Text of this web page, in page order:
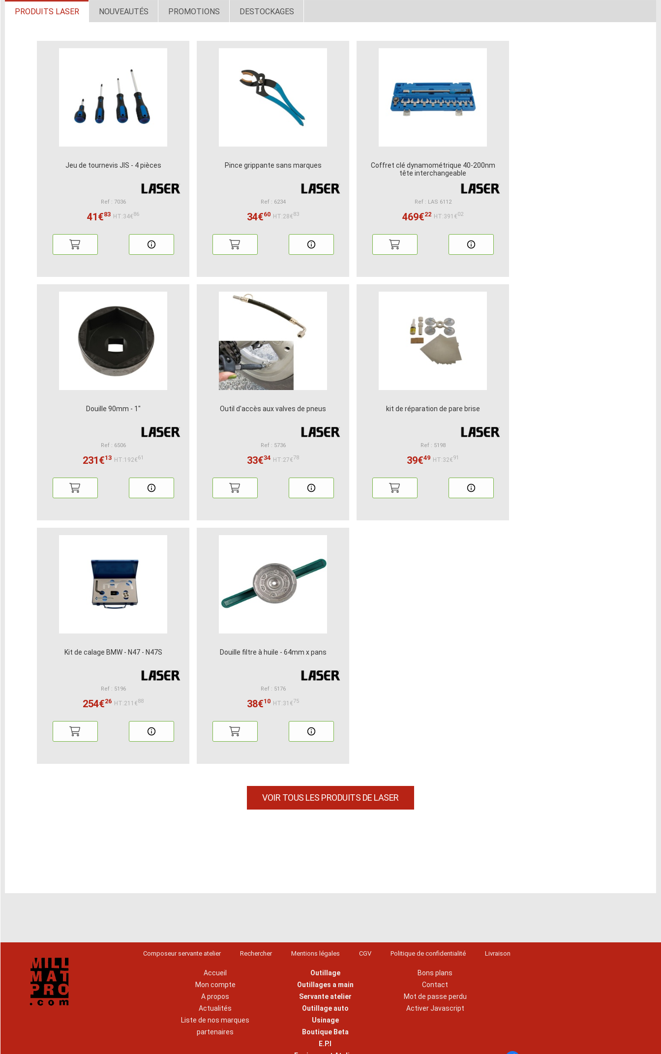
PRODUITS LASER NOUVEAUTÉS PROMOTIONS DESTOCKAGES
Jeu de tournevis JIS - 4 pièces
Ref : 7036
41€83 HT:34€86
Pince grippante sans marques
Ref : 6234
34€60 HT:28€83
Coffret clé dynamométrique 40-200nm
tête interchangeable
Ref : LAS 6112
469€22 HT:391€02
Douille 90mm - 1"
Ref : 6506
231€13 HT:192€61
Outil d'accès aux valves de pneus
Ref : 5736
33€34 HT:27€78
kit de réparation de pare brise
Ref : 5198
39€49 HT:32€91
Kit de calage BMW - N47 - N47S
Ref : 5196
254€26 HT:211€88
Douille filtre à huile - 64mm x pans
Ref : 5176
38€10 HT:31€75
VOIR TOUS LES PRODUITS DE LASER
Composeur servante atelier Rechercher Mentions légales CGV Politique de confidentialité Livraison
Accueil
Mon compte
A propos
Actualités
Liste de nos marques
partenaires
Outillage
Outillages a main
Servante atelier
Outillage auto
Usinage
Boutique Beta
E.P.I
Bons plans
Contact
Mot de passe perdu
Activer Javascript